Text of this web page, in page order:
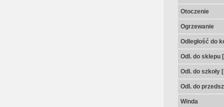
Otoczenie
Ogrzewanie
Odległość do
Odl. do sklepu
Odl. do szkoły
Odl. do
Winda